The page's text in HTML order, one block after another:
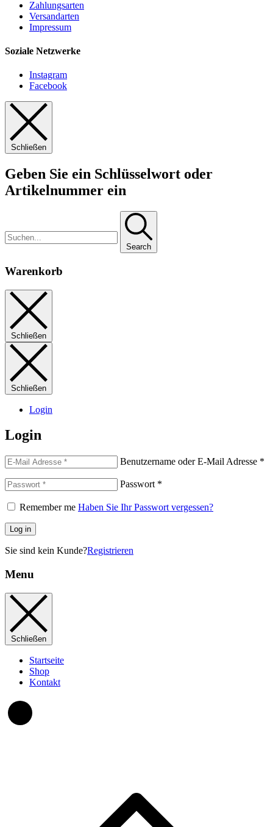
Zahlungsarten
Versandarten
Impressum
Soziale Netzwerke
Instagram
Facebook
Schließen
Geben Sie ein Schlüsselwort oder
Artikelnummer ein
Search
Warenkorb
Schließen
Schließen
Login
Login
Benutzername oder E-Mail Adresse *
Passwort *
Remember me Haben Sie Ihr Passwort vergessen?
Log in
Sie sind kein Kunde?Registrieren
Menu
Schließen
Startseite
Shop
Kontakt